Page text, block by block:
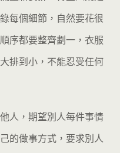
每個細節，自然要花很
序都要整齊劃一，衣服
排到小，不能忍受任何
人，期望別人每件事情
的做事方式，要求別人